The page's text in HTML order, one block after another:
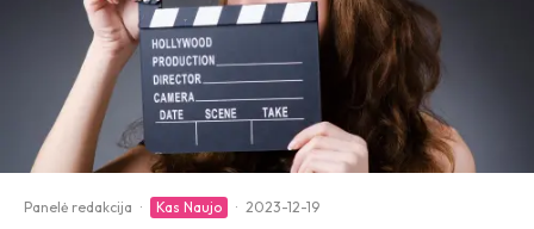
Panelė redakcija · Kas Naujo · 2023-12-19